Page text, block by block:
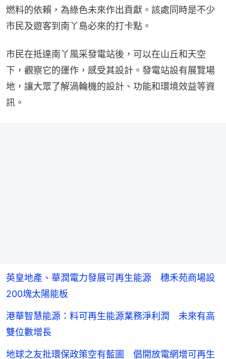
燃料的依賴，為綠色未來作出貢獻。該處同時是不少
市民及遊客到南丫島必來的打卡點。
市民在抵達南丫風采發電站後，可以在山丘和天空
下，觀察它的運作，感受其設計。發電站設有展覽場
地，讓大眾了解渦輪機的設計、功能和環境效益等資
訊。
英皇地產、華潤電力發展可再生能源 穗禾苑商場設
200塊太陽能板
港華智慧能源：料可再生能源業務淨利潤 未來有高
雙位數增長
地球之友批環保政策空有藍圖 倡開放電網增可再生